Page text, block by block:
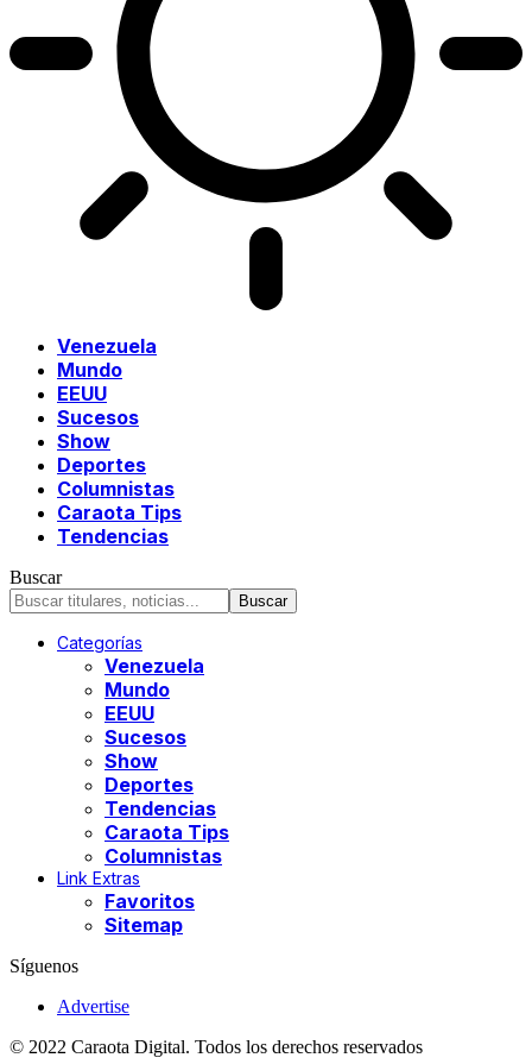
Venezuela
Mundo
EEUU
Sucesos
Show
Deportes
Columnistas
Caraota Tips
Tendencias
Buscar
Categorías
Venezuela
Mundo
EEUU
Sucesos
Show
Deportes
Tendencias
Caraota Tips
Columnistas
Link Extras
Favoritos
Sitemap
Síguenos
Advertise
© 2022 Caraota Digital. Todos los derechos reservados